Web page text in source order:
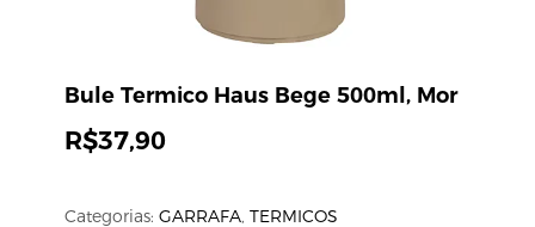
Bule Termico Haus Bege 500ml, Mor
R$37,90
Categorias: GARRAFA, TERMICOS